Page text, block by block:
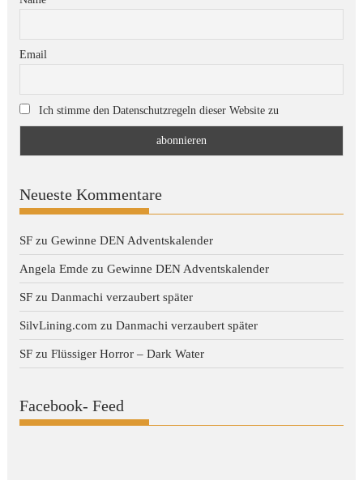
Email
Ich stimme den Datenschutzregeln dieser Website zu
Neueste Kommentare
SF zuGewinne DEN Adventskalender
Angela Emde zuGewinne DEN Adventskalender
SF zuDanmachi verzaubert später
SilvLining.com zuDanmachi verzaubert später
SF zuFlüssiger Horror – Dark Water
Facebook- Feed